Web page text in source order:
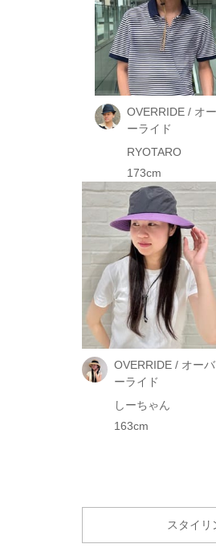
OVERRIDE / オ
ーライド
RYOTARO
173cm
OVERRIDE / オーバ
ーライド
しーちゃん
163cm
スタイリ